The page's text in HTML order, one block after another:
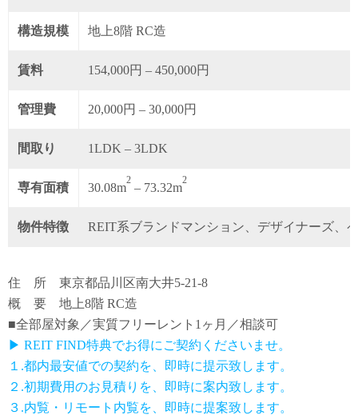
構造規模 地上8階 RC造
賃料 154,000円 – 450,000円
管理費 20,000円 – 30,000円
間取り 1LDK – 3LDK
専有面積 30.08m
2
– 73.32m
2
物件特徴 REIT系ブランドマンション、デザイナーズ、
住 所 東京都品川区南大井5-21-8
概 要 地上8階 RC造
■全部屋対象／実質フリーレント1ヶ月／相談可
▶ REIT FIND特典でお得にご契約くださいませ。
１.都内最安値での契約を、即時に提示致します。
２.初期費用のお見積りを、即時に案内致します。
３.内覧・リモート内覧を、即時に提案致します。